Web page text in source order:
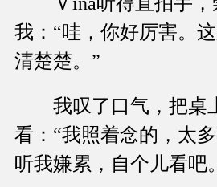
我：“哇，你好厉害。
清楚楚。”
我叹了口气，把桌
看：“我照着念的，太
听我嫌累，自个儿看吧